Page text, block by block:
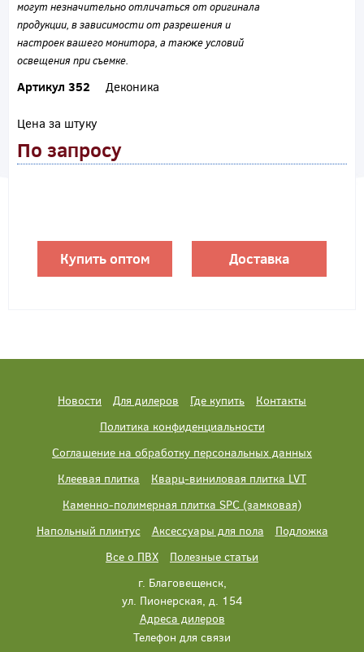
могут незначительно отличаться от оригинала
продукции, в зависимости от разрешения и
настроек вашего монитора, а также условий
освещения при съемке.
Артикул 352 Деконика
Цена за штуку
По запросу
Купить оптом Доставка
Новости Для дилеров Где купить
Контакты
Политика конфиденциальности
Соглашение на обработку персональных данных
Клеевая плитка
Кварц-виниловая плитка LVT
Каменно-полимерная плитка SPC (замковая)
Напольный плинтус
Аксессуары для пола
Подложка
Все о ПВХ
Полезные статьи
г. Благовещенск,
ул. Пионерская, д. 154
Адреса дилеров
Телефон для связи